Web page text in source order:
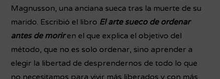
Magnusson, una anciana sueca tras la muerte de su
marido. Escribió el libro El arte sueco de ordenar
antes de moriren el que explica el objetivo del
método, que no es solo ordenar, sino aprender a
elegir la libertad de desprendernos de todo lo que
no necesitamos para vivir más liberados y con más